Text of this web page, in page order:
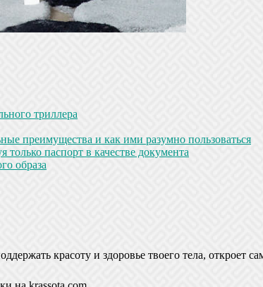
триллера
преимущества и как ими разумно пользоваться
паспорт в качестве документа
образа
красоту и здоровье твоего тела, откроет